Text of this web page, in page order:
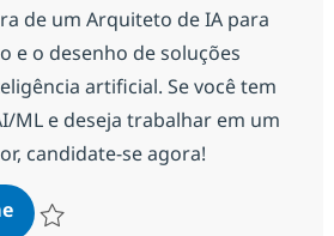
de um Arquiteto de IA para
e o desenho de soluções
artificial. Se você tem
ML e deseja trabalhar em um
candidate-se agora!
AI Architect